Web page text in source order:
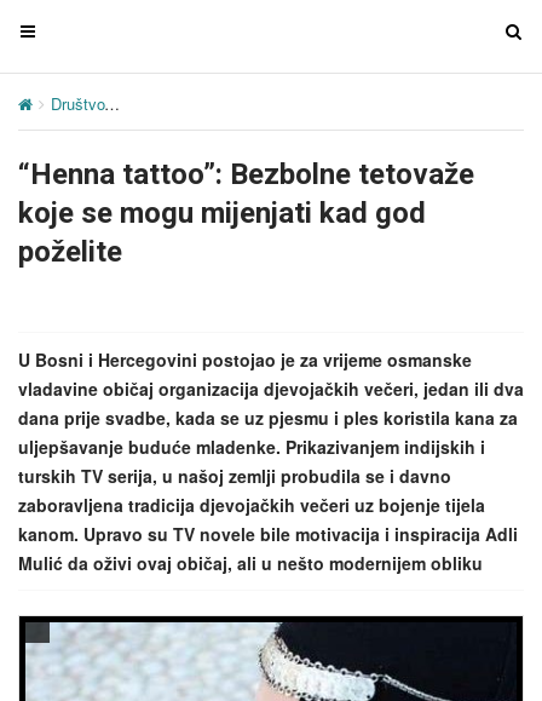
T
g
e
n
v
a
T
Društvo
“Henna tattoo”: Bezbolne tetovaže
koje se mogu mijenjati kad god
poželite
U Bosni i Hercegovini postojao je za vrijeme osmanske
vladavine običaj organizacija djevojačkih večeri, jedan ili dva
dana prije svadbe, kada se uz pjesmu i ples koristila kana za
uljepšavanje buduće mladenke. Prikazivanjem indijskih i
turskih TV serija, u našoj zemlji probudila se i davno
zaboravljena tradicija djevojačkih večeri uz bojenje tijela
kanom. Upravo su TV novele bile motivacija i inspiracija Adli
Mulić da oživi ovaj običaj, ali u nešto modernijem obliku